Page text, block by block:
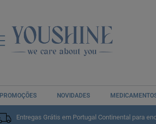
PROMOÇÕES NOVIDADES
Entregas Grátis em Portugal Continental para
Saúde Oral